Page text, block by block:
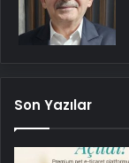
Son Yazılar